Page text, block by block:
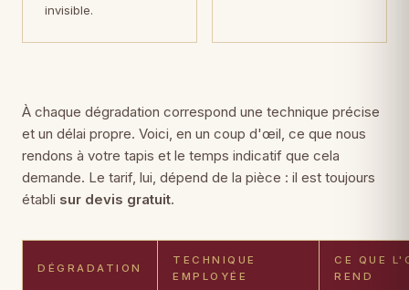
invisible.
À chaque dégradation correspond une technique précise
et un délai propre. Voici, en un coup d'œil, ce que nous
rendons à votre tapis et le temps indicatif que cela
demande. Le tarif, lui, dépend de la pièce : il est toujours
établi sur devis gratuit.
DÉGRADATION
TECHNIQUE
EMPLOYÉE
CE QUE
REND